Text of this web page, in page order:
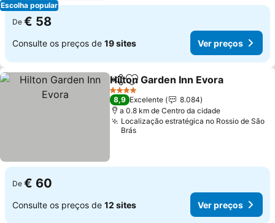
Escolha popular
De € 58
Consulte os preços de 19 sites Ver preços
PartilharAdicionar aos favoritos
Hilton Garden Inn Evora
4 Estrelas
8,9 Excelente
8.084
a 0.8 km de Centro da cidade
Localização estratégica no Rossio de São
Brás
De € 60
Consulte os preços de 12 sites Ver preços